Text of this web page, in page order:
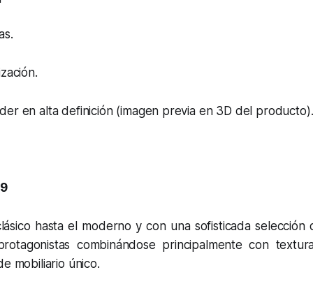
en alta definición (imagen previa en 3D del producto).
hasta el moderno y con una sofisticada selección
combinándose principalmente con
mobiliario único.